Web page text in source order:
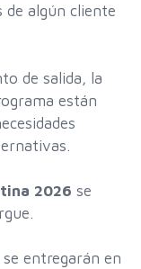
algún cliente
de salida, la
están
2026 se
se entregarán en